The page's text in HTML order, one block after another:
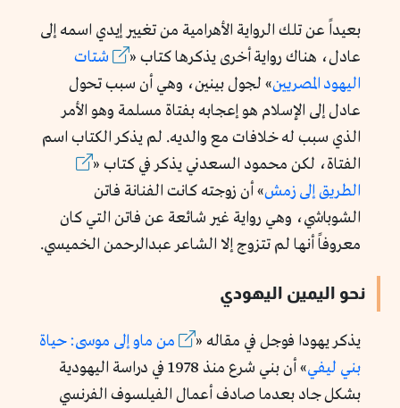
بعيداً عن تلك الرواية الأهرامية من تغيير إيدي اسمه إلى
عادل، هناك رواية أخرى يذكرهاكتاب «
شتات
اليهود المصريين» لجول بينين، وهي أن سبب تحول
عادل إلى الإسلام هو إعجابه بفتاة مسلمة وهو الأمر
الذي سبب له خلافات مع والديه. لم يذكر الكتاب اسم
الفتاة، لكن محمود السعدني يذكر في كتاب «
الطريق إلى زمش» أن زوجته كانت الفنانة فاتن
الشوباشي، وهي رواية غير شائعة عن فاتن التي كان
معروفاً أنها لم تتزوج إلا الشاعر عبدالرحمن الخميسي.
نحو اليمين اليهودي
يذكر يهودا فوجل في مقاله «
من ماو إلى موسى: حياة
بني ليفي»
أن بني شرع منذ 1978 في دراسة اليهودية
بشكل جاد بعدما صادف أعمال الفيلسوف الفرنسي